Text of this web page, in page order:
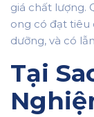
giá chất lượng.
ong có đạt tiêu
dưỡng, và có
Tại